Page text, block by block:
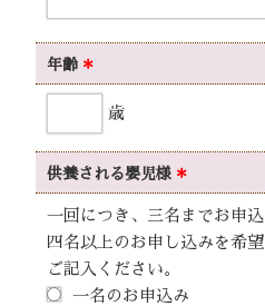
年齢 ＊
歳
供養される嬰児様 ＊
一回につき、三名までお申込
四名以上のお申し込みを希
ご記入ください。
一名のお申込み